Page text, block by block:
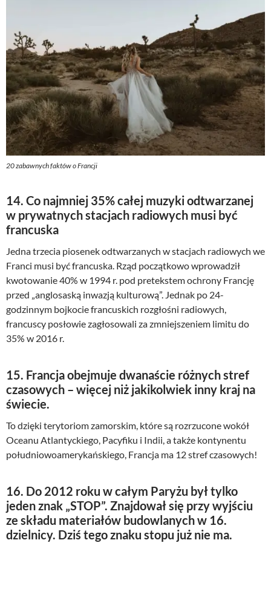
20 zabawnych faktów o Francji
14. Co najmniej 35% całej muzyki odtwarzanej
w prywatnych stacjach radiowych musi być
francuska
Jedna trzecia piosenek odtwarzanych w stacjach radiowych we
Franci musi być francuska. Rząd początkowo wprowadził
kwotowanie 40% w 1994 r. pod pretekstem ochrony Francję
przed „anglosaską inwazją kulturową”. Jednak po 24-
godzinnym bojkocie francuskich rozgłośni radiowych,
francuscy posłowie zagłosowali za zmniejszeniem limitu do
35% w 2016 r.
15. Francja obejmuje dwanaście różnych stref
czasowych – więcej niż jakikolwiek inny kraj na
świecie.
To dzięki terytoriom zamorskim, które są rozrzucone wokół
Oceanu Atlantyckiego, Pacyfiku i Indii, a także kontynentu
południowoamerykańskiego, Francja ma 12 stref czasowych!
16. Do 2012 roku w całym Paryżu był tylko
jeden znak „STOP”. Znajdował się przy wyjściu
ze składu materiałów budowlanych w 16.
dzielnicy. Dziś tego znaku stopu już nie ma.